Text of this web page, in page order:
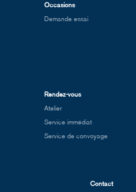
Occasions
Demande essai
Rendez-vous
Atelier
Service immédiat
Service de convoyage
Contact